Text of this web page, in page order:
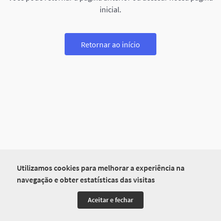
Utilizamos cookies para melhorar a experiência na
navegação e obter estatísticas das visitas
Aceitar e fechar
inicial.
Retornar ao início